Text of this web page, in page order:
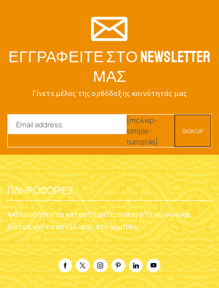
ΕΓΓΡΑΦΕΊΤΕ ΣΤΟ NEWSLETTER
ΜΑΣ
Γίνετε μέλος της ορθόδοξης κοινότητάς μας
[mc4wp-
simple-
turnstile]
ΠΛΗΡΟΦΟΡΊΕΣ
Ακολουθήστε τα καταστήματα nioras στα κοινωνικά
δίκτυα και το κανάλι μας στο youtube